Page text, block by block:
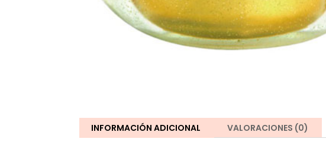
INFORMACIÓN ADICIONAL VALORACIONES (0)